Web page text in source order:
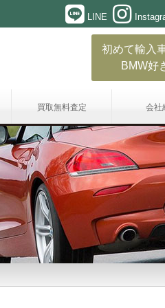
LINE
初めて輸入
BMW好
買取無料査定 会社